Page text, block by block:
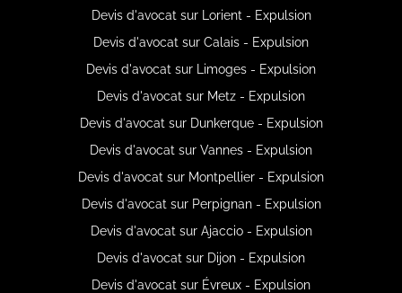
Devis d'avocat sur Lorient - Expulsion
Devis d'avocat sur Calais - Expulsion
Devis d'avocat sur Limoges - Expulsion
Devis d'avocat sur Metz - Expulsion
Devis d'avocat sur Dunkerque - Expulsion
Devis d'avocat sur Vannes - Expulsion
Devis d'avocat sur Montpellier - Expulsion
Devis d'avocat sur Perpignan - Expulsion
Devis d'avocat sur Ajaccio - Expulsion
Devis d'avocat sur Dijon - Expulsion
Devis d'avocat sur Évreux - Expulsion